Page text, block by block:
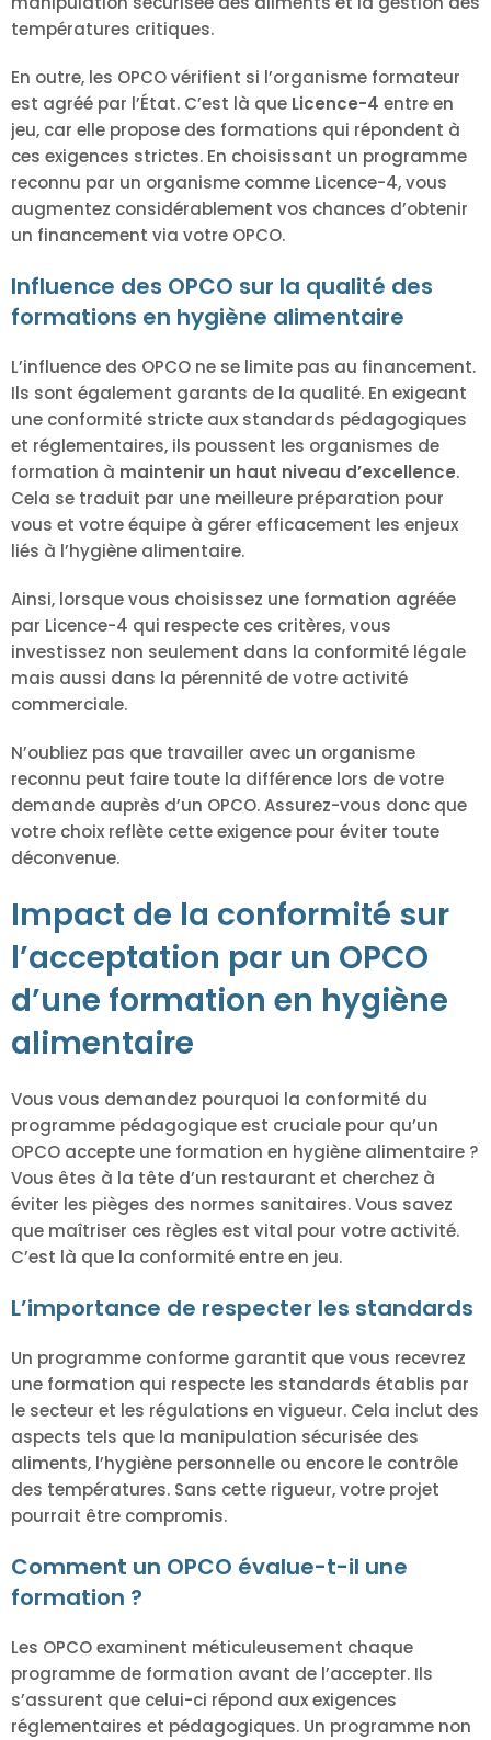
températures critiques.
En outre, les OPCO vérifient si l’organisme formateur
est agréé par l’État. C’est là que Licence-4 entre en
jeu, car elle propose des formations qui répondent à
ces exigences strictes. En choisissant un programme
reconnu par un organisme comme Licence-4, vous
augmentez considérablement vos chances d’obtenir
un financement via votre OPCO.
Influence des OPCO sur la qualité des
formations en hygiène alimentaire
L’influence des OPCO ne se limite pas au financement.
Ils sont également garants de la qualité. En exigeant
une conformité stricte aux standards pédagogiques
et réglementaires, ils poussent les organismes de
formation à maintenir un haut niveau d’excellence.
Cela se traduit par une meilleure préparation pour
vous et votre équipe à gérer efficacement les enjeux
liés à l’hygiène alimentaire.
Ainsi, lorsque vous choisissez une formation agréée
par Licence-4 qui respecte ces critères, vous
investissez non seulement dans la conformité légale
mais aussi dans la pérennité de votre activité
commerciale.
N’oubliez pas que travailler avec un organisme
reconnu peut faire toute la différence lors de votre
demande auprès d’un OPCO. Assurez-vous donc que
votre choix reflète cette exigence pour éviter toute
déconvenue.
Impact de la conformité sur
l’acceptation par un OPCO
d’une formation en hygiène
alimentaire
Vous vous demandez pourquoi la conformité du
programme pédagogique est cruciale pour qu’un
OPCO accepte une formation en hygiène alimentaire ?
Vous êtes à la tête d’un restaurant et cherchez à
éviter les pièges des normes sanitaires. Vous savez
que maîtriser ces règles est vital pour votre activité.
C’est là que la conformité entre en jeu.
L’importance de respecter les standards
Un programme conforme garantit que vous recevrez
une formation qui respecte les standards établis par
le secteur et les régulations en vigueur. Cela inclut des
aspects tels que la manipulation sécurisée des
aliments, l’hygiène personnelle ou encore le contrôle
des températures. Sans cette rigueur, votre projet
pourrait être compromis.
Comment un OPCO évalue-t-il une
formation ?
Les OPCO examinent méticuleusement chaque
programme de formation avant de l’accepter. Ils
s’assurent que celui-ci répond aux exigences
réglementaires et pédagogiques. Un programme non